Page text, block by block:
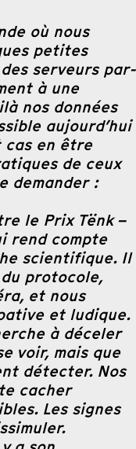
où nous
petites
serveurs par-
à une
nos données
aujourd’hui
cas en être
de ceux
demander :
le Prix Tënk –
rend compte
scientifique. Il
protocole,
et nous
et ludique.
à déceler
voir, mais que
détecter. Nos
cacher
Les signes